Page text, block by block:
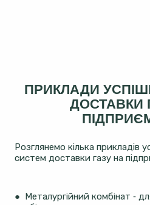
ПРИКЛАДИ
ДОСТАВКИ
Розглянемо кілька прикладів
систем доставки газу на
● Металургійний комбінат -